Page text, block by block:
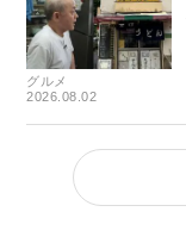
グルメ
2026.08.02